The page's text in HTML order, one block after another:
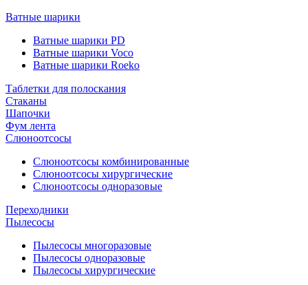
Ватные шарики
Ватные шарики PD
Ватные шарики Voco
Ватные шарики Roeko
Таблетки для полоскания
Стаканы
Шапочки
Фум лента
Слюноотсосы
Слюноотсосы комбинированные
Слюноотсосы хирургические
Слюноотсосы одноразовые
Переходники
Пылесосы
Пылесосы многоразовые
Пылесосы одноразовые
Пылесосы хирургические